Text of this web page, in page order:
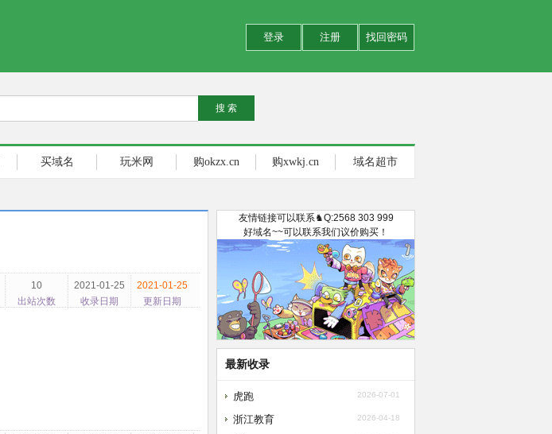
登录 注册 找回密码
买域名 玩米网 购okzx.cn 购xwkj.cn 域名超市
10
出站次数
2021-01-25
收录日期
2021-01-25
更新日期
友情链接可以联系♞Q:2568 303 999
好域名~~可以联系我们议价购买！
最新收录
2026-07-01
虎跑
2026-04-18
浙江教育